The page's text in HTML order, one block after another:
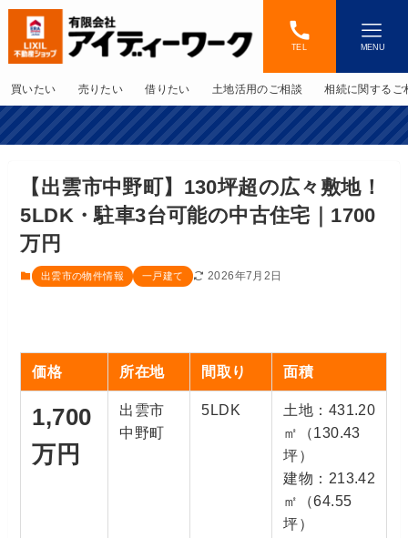
TEL MENU
買いたい 売りたい 借りたい 土地活用のご相談 相続に関するご
【出雲市中野町】130坪超の広々敷地！
5LDK・駐車3台可能の中古住宅｜1700
万円
出雲市の物件情報 一戸建て 2026年7月2日
価格 所在地 間取り 面積
1,700
万円
出雲市
中野町
5LDK
土地：431.20
㎡（130.43
坪）
建物：213.42
㎡（64.55
坪）